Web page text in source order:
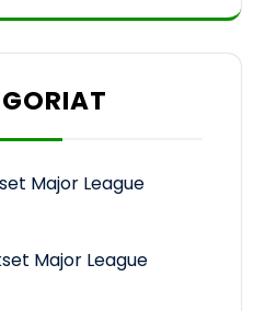
Major League
Major League